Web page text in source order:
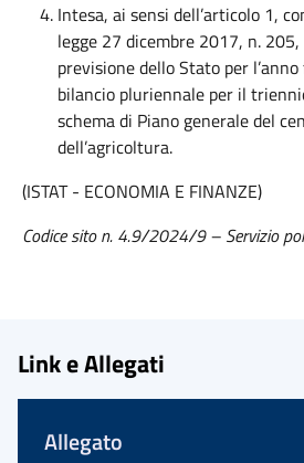
Intesa, ai sensi dell’articolo 1,
legge 27 dicembre 2017, n.
previsione dello Stato per
bilancio pluriennale per il
schema di Piano generale del
dell’agricoltura.
(ISTAT - ECONOMIA E FINANZE)
Codice sito n. 4.9/2024/9 – Servizio
Link e Allegati
Allegato